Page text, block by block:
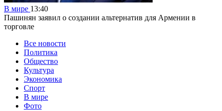
В мире 13:40
Пашинян заявил о создании альтернатив для Армении в
торговле
Все новости
Политика
Общество
Культура
Экономика
Спорт
В мире
Фото